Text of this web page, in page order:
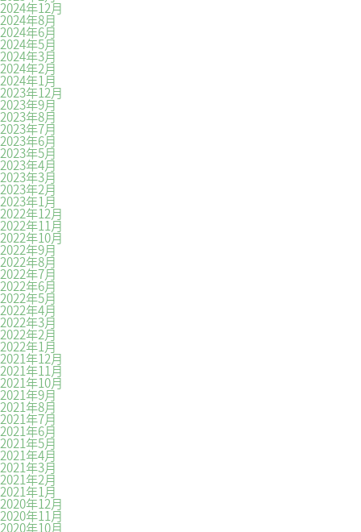
2024年12月
2024年8月
2024年6月
2024年5月
2024年3月
2024年2月
2024年1月
2023年12月
2023年9月
2023年8月
2023年7月
2023年6月
2023年5月
2023年4月
2023年3月
2023年2月
2023年1月
2022年12月
2022年11月
2022年10月
2022年9月
2022年8月
2022年7月
2022年6月
2022年5月
2022年4月
2022年3月
2022年2月
2022年1月
2021年12月
2021年11月
2021年10月
2021年9月
2021年8月
2021年7月
2021年6月
2021年5月
2021年4月
2021年3月
2021年2月
2021年1月
2020年12月
2020年11月
2020年10月